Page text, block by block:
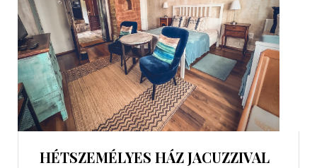
HÉTSZEMÉLYES HÁZ JACUZZIVAL